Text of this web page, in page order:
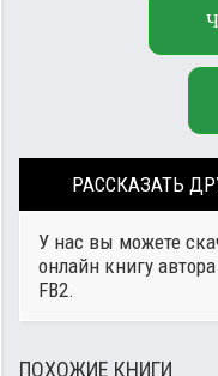
РАССКАЗАТЬ
У нас вы можете
онлайн книгу автора
FB2.
ПОХОЖИЕ КНИГИ